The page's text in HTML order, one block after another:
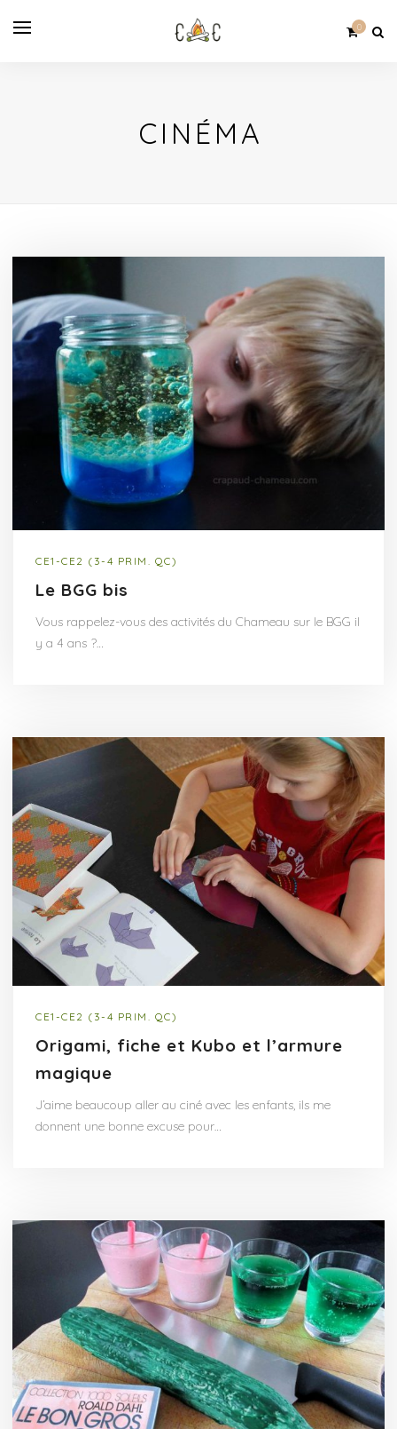
0
CINÉMA
CE1-CE2 (3-4 PRIM. QC)
Le BGG bis
Vous rappelez-vous des activités du Chameau sur le BGG il
y a 4 ans ?…
CE1-CE2 (3-4 PRIM. QC)
Origami, fiche et Kubo et l’armure
magique
J’aime beaucoup aller au ciné avec les enfants, ils me
donnent une bonne excuse pour…